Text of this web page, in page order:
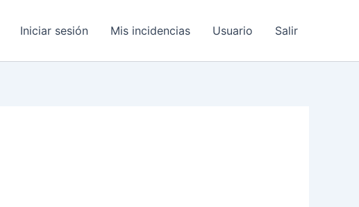
Iniciar sesión Mis incidencias Usuario Salir